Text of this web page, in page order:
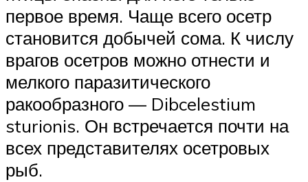
первое время. Чаще всего осетр
становится добычей сома. К числу
врагов осетров можно отнести и
мелкого паразитического
ракообразного — Dibcelestium
sturionis. Он встречается почти на
всех представителях осетровых
рыб.